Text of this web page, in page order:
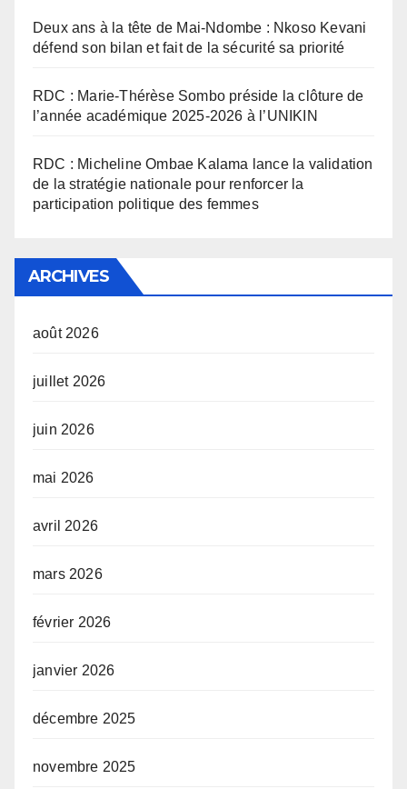
Deux ans à la tête de Mai-Ndombe : Nkoso Kevani
défend son bilan et fait de la sécurité sa priorité
RDC : Marie-Thérèse Sombo préside la clôture de
l’année académique 2025-2026 à l’UNIKIN
RDC : Micheline Ombae Kalama lance la validation
de la stratégie nationale pour renforcer la
participation politique des femmes
ARCHIVES
août 2026
juillet 2026
juin 2026
mai 2026
avril 2026
mars 2026
février 2026
janvier 2026
décembre 2025
novembre 2025